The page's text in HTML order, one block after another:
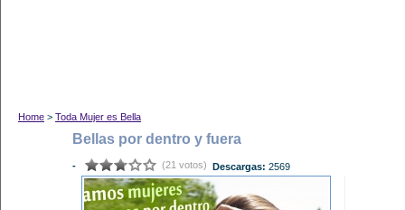
Home > Toda Mujer es Bella
Bellas por dentro y fuera
- (21 votos) Descargas: 2569